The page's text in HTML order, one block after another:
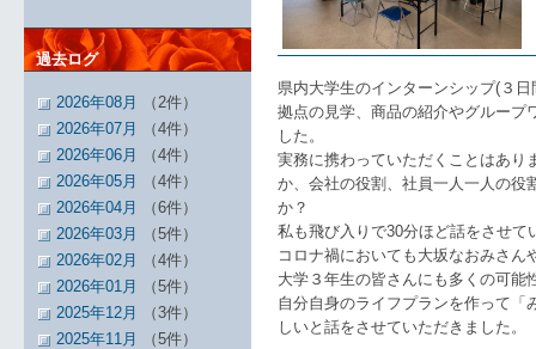
県内大学生のインターンシップ(３
拠点の見学、商品の紹介やグループ
した。
実務に携わっていただくことはあり
か、会社の役割、社員一人一人の役
か？
私も飛び入りで30分ほど話をさせて
コロナ禍においても大坂なおみさ
大学３年生の皆さんにも多くの可能
自分自身のライフプランを作って「
しいと話をさせていただきました。
過去ログ
2026年08月
（2件）
2026年07月
（4件）
2026年06月
（4件）
2026年05月
（4件）
2026年04月
（6件）
2026年03月
（5件）
2026年02月
（4件）
2026年01月
（5件）
2025年12月
（3件）
2025年11月
（5件）